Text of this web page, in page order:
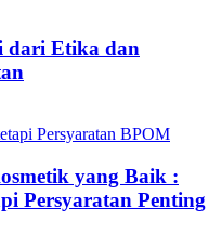
dari Etika dan
yang Baik :
Persyaratan Penting